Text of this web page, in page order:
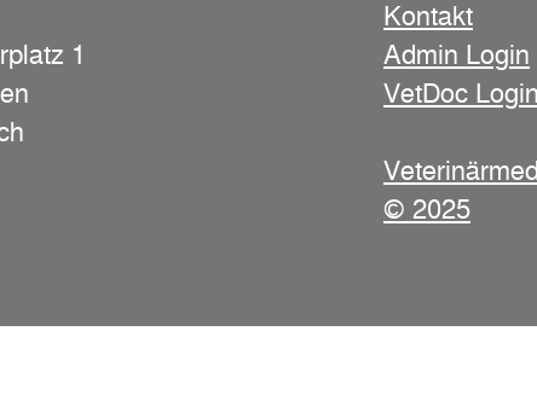
1
Kontakt
Admin Login
VetDoc Login
© 2025